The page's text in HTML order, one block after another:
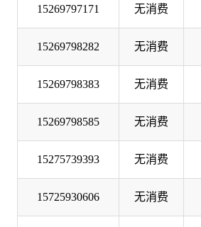
15269797171 无消费
15269798282 无消费
15269798383 无消费
15269798585 无消费
15275739393 无消费
15725930606 无消费